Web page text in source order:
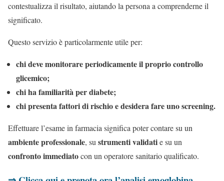
contestualizza il risultato, aiutando la persona a comprenderne il
significato.
Questo servizio è particolarmente utile per:
chi deve monitorare periodicamente il proprio controllo
glicemico;
chi ha familiarità per diabete;
chi presenta fattori di rischio e desidera fare uno screening.
Effettuare l’esame in farmacia significa poter contare su un
ambiente professionale, su strumenti validatie su un
confronto immediatocon un operatore sanitario qualificato.